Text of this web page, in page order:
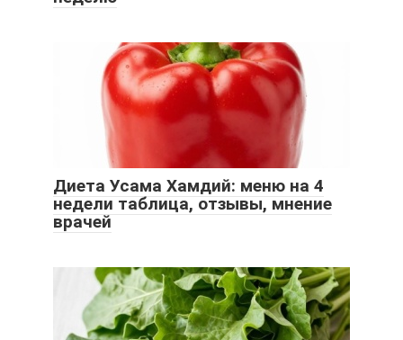
Диета Усама Хамдий: меню на 4
недели таблица, отзывы, мнение
врачей